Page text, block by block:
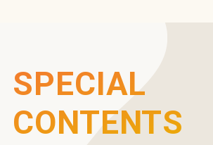
SPECIAL
CONTENTS